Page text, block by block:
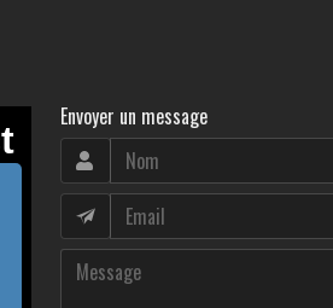
Envoyer un message